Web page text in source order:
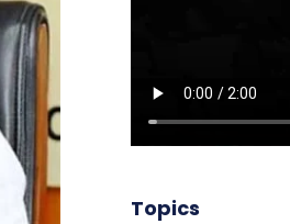
Topics